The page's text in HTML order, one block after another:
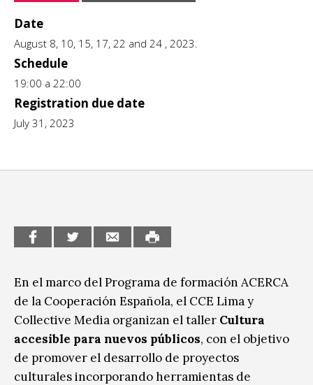
CCE en el interior/libros
Espacio itinerante de lectura infantil
Exposiciones
Formación
Género y Diversidad
Infantil y Juvenil
Sin categoría
Date
August 8, 10, 15, 17, 22 and 24 , 2023.
Schedule
19:00 a 22:00
Registration due date
July 31, 2023
En el marco del Programa de formación ACERCA
de la Cooperación Española, el CCE Lima y
Collective Media organizan el taller Cultura
accesible para nuevos públicos, con el objetivo
de promover el desarrollo de proyectos
culturales incorporando herramientas de